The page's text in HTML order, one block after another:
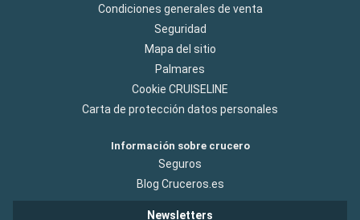
Condiciones generales de venta
Seguridad
Mapa del sitio
Palmares
Cookie CRUISELINE
Carta de protección datos personales
Información sobre crucero
Seguros
Blog Cruceros.es
Newsletters